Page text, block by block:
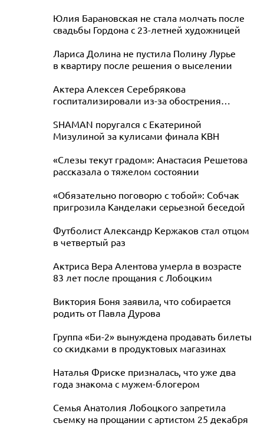
Юлия Барановская не стала молчать после
свадьбы Гордона с 23-летней художницей
Лариса Долина не пустила Полину Лурье
в квартиру после решения о выселении
Актера Алексея Серебрякова
госпитализировали из-за обострения
SHAMAN поругался с Екатериной
Мизулиной за кулисами финала КВН
«Слезы текут градом»: Анастасия Решетова
рассказала о тяжелом состоянии
«Обязательно поговорю с тобой»: Собчак
пригрозила Канделаки серьезной беседой
Футболист Александр Кержаков стал отцом
в четвертый раз
Актриса Вера Алентова умерла в возрасте
83 лет после прощания с Лобоцким
Виктория Боня заявила, что собирается
родить от Павла Дурова
Группа «Би-2» вынуждена продавать билеты
со скидками в продуктовых магазинах
Наталья Фриске призналась, что уже два
года знакома с мужем-блогером
Семья Анатолия Лобоцкого запретила
съемку на прощании с артистом 25 декабря